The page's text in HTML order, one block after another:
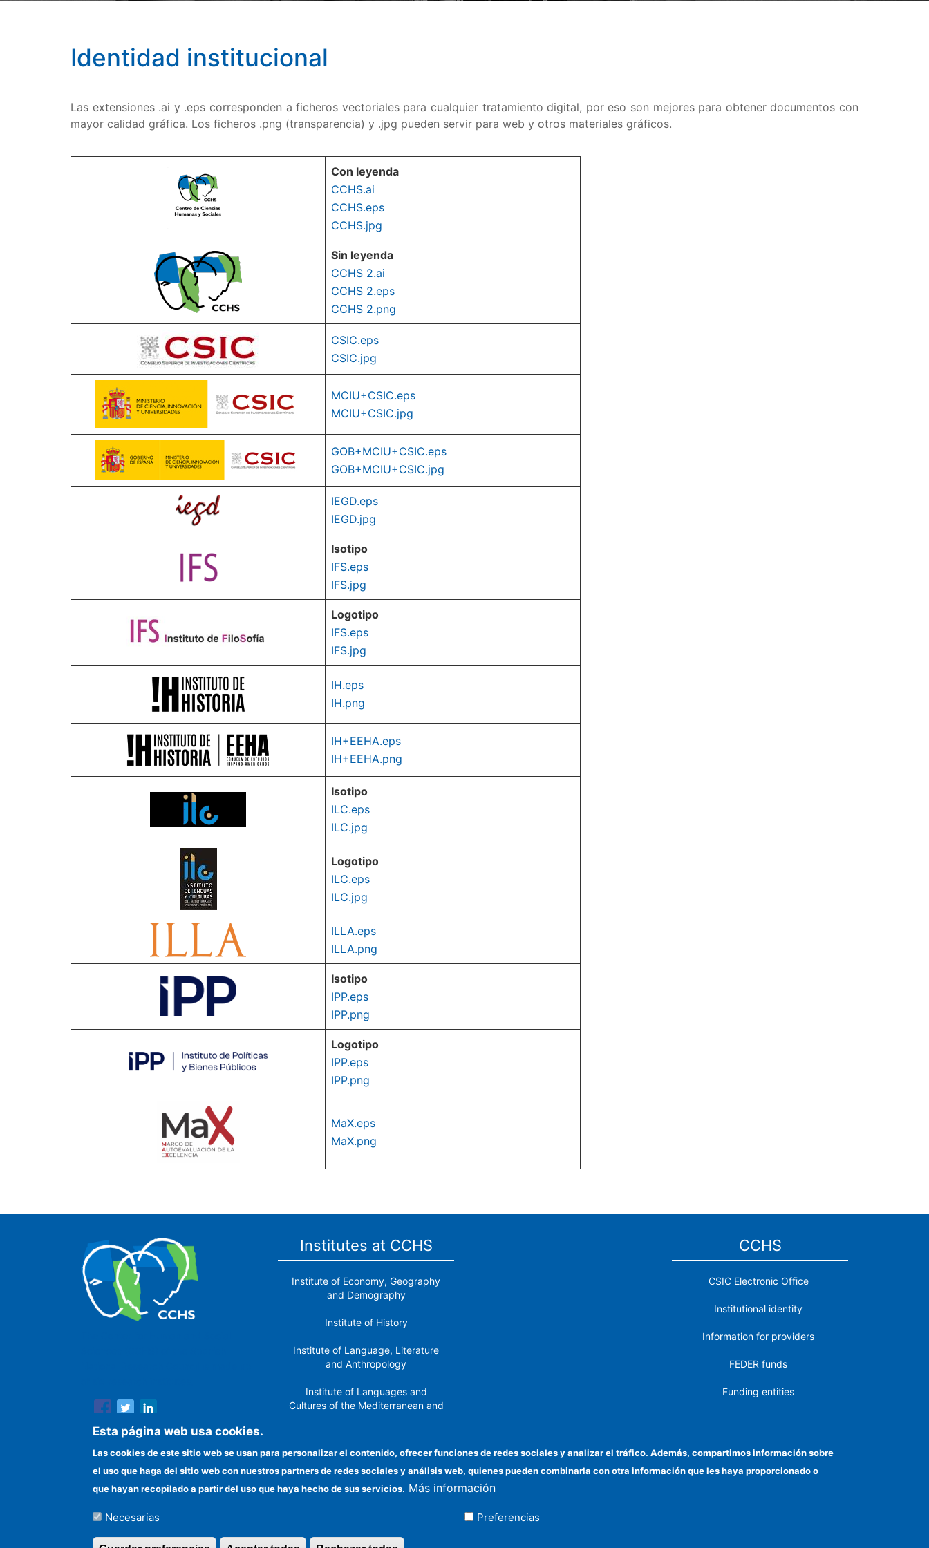
Identidad institucional
Las extensiones .ai y .eps corresponden a ficheros vectoriales para cualquier tratamiento digital, por eso son mejores para obtener documentos con
mayor calidad gráfica. Los ficheros .png (transparencia) y .jpg pueden servir para web y otros materiales gráficos.
Con leyenda
CCHS.ai
CCHS.eps
CCHS.jpg
Sin leyenda
CCHS 2.ai
CCHS 2.eps
CCHS 2.png
CSIC.eps
CSIC.jpg
MCIU+CSIC.eps
MCIU+CSIC.jpg
GOB+MCIU+CSIC.eps
GOB+MCIU+CSIC.jpg
IEGD.eps
IEGD.jpg
Isotipo
IFS.eps
IFS.jpg
Logotipo
IFS.eps
IFS.jpg
IH.eps
IH.png
IH+EEHA.eps
IH+EEHA.png
Isotipo
ILC.eps
ILC.jpg
Logotipo
ILC.eps
ILC.jpg
ILLA.eps
ILLA.png
Isotipo
IPP.eps
IPP.png
Logotipo
IPP.eps
IPP.png
MaX.eps
MaX.png
Institutes at CCHS
Institute of Economy, Geography
and Demography
Institute of History
Institute of Language, Literature
and Anthropology
Institute of Languages ​​and
Cultures of the Mediterranean and
Institute of Philosophy
Institute of Public Policies and
Goods
CCHS
CSIC Electronic Office
Institutional identity
Information for providers
FEDER funds
Funding entities
Location
©Copyright 2026 Todos los derechos reservados
Esta página web usa cookies.
Las cookies de este sitio web se usan para personalizar el contenido, ofrecer funciones de redes sociales y analizar el tráfico. Además, compartimos información sobre
el uso que haga del sitio web con nuestros partners de redes sociales y análisis web, quienes pueden combinarla con otra información que les haya proporcionado o
que hayan recopilado a partir del uso que haya hecho de sus servicios. Más información
Necesarias Preferencias